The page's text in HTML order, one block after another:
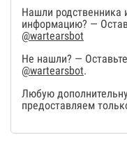
Нашли родственника
информацию? —
@wartearsbot
Не нашли? —
@wartearsbot.
Любую
предоставляем